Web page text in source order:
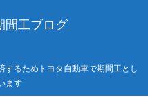
間工ブログ
するためトヨタ自動車で期間工とし
ます